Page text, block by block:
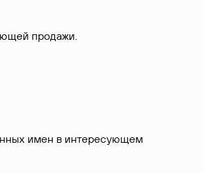
продажи.
имен в интересующем